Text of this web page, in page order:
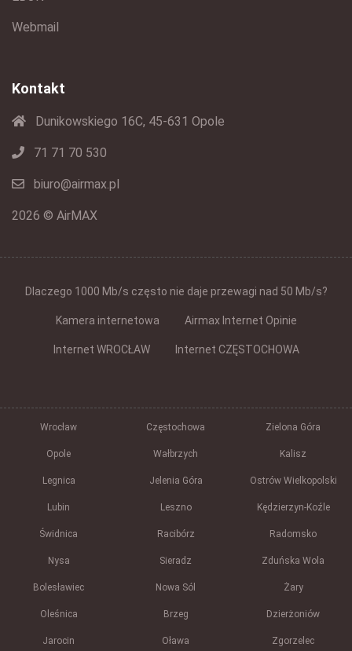
Webmail
Kontakt
Dunikowskiego 16C, 45-631 Opole
71 71 70 530
biuro@airmax.pl
2026 © AirMAX
Dlaczego 1000 Mb/s często nie daje przewagi nad 50 Mb/s?
Kamera internetowa Airmax Internet Opinie
Internet WROCŁAW Internet CZĘSTOCHOWA
Wrocław Częstochowa Zielona Góra
Opole Wałbrzych Kalisz
Legnica Jelenia Góra Ostrów Wielkopolski
Lubin Leszno Kędzierzyn-Koźle
Świdnica Racibórz Radomsko
Nysa Sieradz Zduńska Wola
Bolesławiec Nowa Sól Żary
Oleśnica Brzeg Dzierżoniów
Jarocin Oława Zgorzelec